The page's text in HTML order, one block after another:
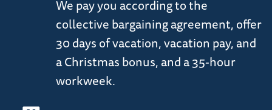
We pay you according to the
collective bargaining agreement, offer
30 days of vacation, vacation pay, and
a Christmas bonus, and a 35-hour
workweek.